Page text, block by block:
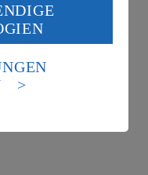
du im Sinne
ein, dass deine
Der EuGH sieht
an.
durch US-
Seite findest du